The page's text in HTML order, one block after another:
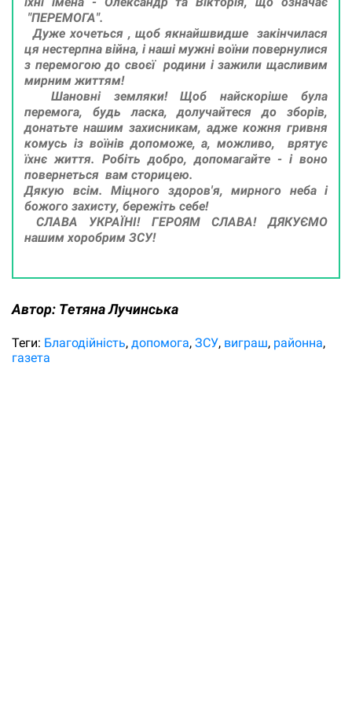
"ПЕРЕМОГА".
Дуже хочеться , щоб якнайшвидше закінчилася
ця нестерпна війна, і наші мужні воїни повернулися
з перемогою до своєї родини і зажили щасливим
мирним життям!
Шановні земляки! Щоб найскоріше була
перемога, будь ласка, долучайтеся до зборів,
донатьте нашим захисникам, адже кожня гривня
комусь із воїнів допоможе, а, можливо, врятує
їхнє життя. Робіть добро, допомагайте - і воно
повернеться вам сторицею.
Дякую всім. Міцного здоров'я, мирного неба і
божого захисту, бережіть себе!
СЛАВА УКРАЇНІ! ГЕРОЯМ СЛАВА! ДЯКУЄМО
нашим хоробрим ЗСУ!
Автор: Tетяна Лучинська
Теги: Благодійність допомога ЗСУ виграш районна
газета